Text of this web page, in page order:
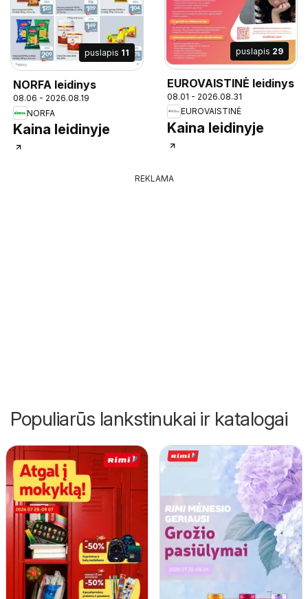
puslapis 11
NORFA leidinys
08.06 - 2026.08.19
NORFA
Kaina leidinyje
puslapis 29
EUROVAISTINĖ leidinys
08.01 - 2026.08.31
EUROVAISTINĖ
Kaina leidinyje
REKLAMA
Populiarūs lankstinukai ir katalogai